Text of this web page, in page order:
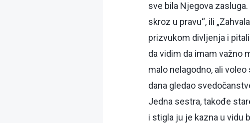
sve bila Njegova
skroz u pravu“, ili
prizvukom divljenja i
da vidim da imam važno
malo nelagodno, ali
dana gledao
Jedna sestra, takođe
i stigla ju je kazna u vidu